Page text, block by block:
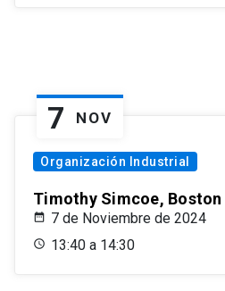
7 NOV
Organización Industrial
Timothy Simcoe,
7 de Noviembre de 2024
13:40 a 14:30